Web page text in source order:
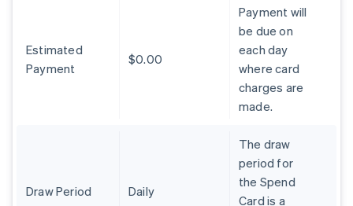
Estimated
Payment
$0.00
Payment will
be due on
each day
where card
charges are
made.
Draw Period Daily
The draw
period for
the Spend
Card is a
Australia
Austria
English